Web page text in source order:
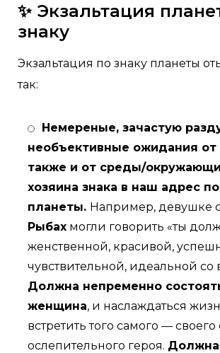
✨ Экзальтация
знаку
Экзальтация по знаку планеты
так:
Немереные, зачастую
необъективные ожидания от
также и от среды/
хозяина знака в наш адрес
планеты. Например, девушке
Рыбах могли говорить «ты
женственной, красивой,
чувствительной, идеальной со
Должна непременно
женщина, и наслаждаться
встретить того самого — своего
ослепительного героя. Должна